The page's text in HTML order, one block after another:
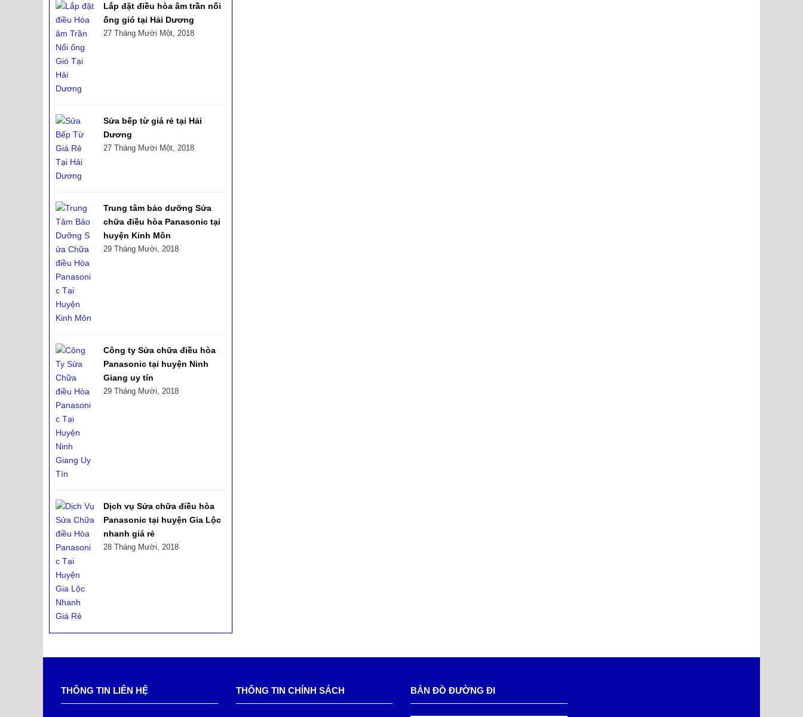
Lắp đặt điều hòa âm trần nối
ống gió tại Hải Dương
27 Tháng Mười Một, 2018
Sửa bếp từ giá rẻ tại Hải
Dương
27 Tháng Mười Một, 2018
Trung tâm bảo dưỡng Sửa
chữa điều hòa Panasonic tại
huyện Kinh Môn
29 Tháng Mười, 2018
Công ty Sửa chữa điều hòa
Panasonic tại huyện Ninh
Giang uy tín
29 Tháng Mười, 2018
Dịch vụ Sửa chữa điều hòa
Panasonic tại huyện Gia Lộc
nhanh giá rẻ
28 Tháng Mười, 2018
THÔNG TIN LIÊN HỆ THÔNG TIN CHÍNH SÁCH BẢN ĐỒ ĐƯỜNG ĐI